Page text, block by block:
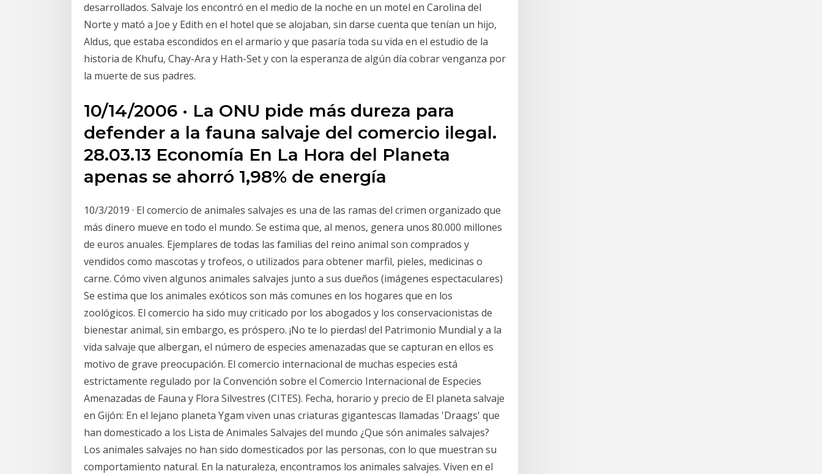
desarrollados. Salvaje los encontró en el medio de la noche en un motel en Carolina del
Norte y mató a Joe y Edith en el hotel que se alojaban, sin darse cuenta que tenían un hijo,
Aldus, que estaba escondidos en el armario y que pasaría toda su vida en el estudio de la
historia de Khufu, Chay-Ara y Hath-Set y con la esperanza de algún día cobrar venganza por
la muerte de sus padres.
10/14/2006 · La ONU pide más dureza para
defender a la fauna salvaje del comercio ilegal.
28.03.13 Economía En La Hora del Planeta
apenas se ahorró 1,98% de energía
10/3/2019 · El comercio de animales salvajes es una de las ramas del crimen organizado que
más dinero mueve en todo el mundo. Se estima que, al menos, genera unos 80.000 millones
de euros anuales. Ejemplares de todas las familias del reino animal son comprados y
vendidos como mascotas y trofeos, o utilizados para obtener marfil, pieles, medicinas o
carne. Cómo viven algunos animales salvajes junto a sus dueños (imágenes espectaculares)
Se estima que los animales exóticos son más comunes en los hogares que en los
zoológicos. El comercio ha sido muy criticado por los abogados y los conservacionistas de
bienestar animal, sin embargo, es próspero. ¡No te lo pierdas! del Patrimonio Mundial y a la
vida salvaje que albergan, el número de especies amenazadas que se capturan en ellos es
motivo de grave preocupación. El comercio internacional de muchas especies está
estrictamente regulado por la Convención sobre el Comercio Internacional de Especies
Amenazadas de Fauna y Flora Silvestres (CITES). Fecha, horario y precio de El planeta salvaje
en Gijón: En el lejano planeta Ygam viven unas criaturas gigantescas llamadas 'Draags' que
han domesticado a los Lista de Animales Salvajes del mundo ¿Que són animales salvajes?
Los animales salvajes no han sido domesticados por las personas, con lo que muestran su
comportamiento natural. En la naturaleza, encontramos los animales salvajes. Viven en el